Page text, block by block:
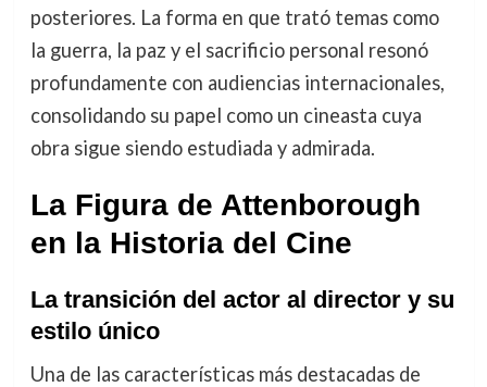
posteriores. La forma en que trató temas como
la guerra, la paz y el sacrificio personal resonó
profundamente con audiencias internacionales,
consolidando su papel como un cineasta cuya
obra sigue siendo estudiada y admirada.
La Figura de Attenborough
en la Historia del Cine
La transición del actor al director y su
estilo único
Una de las características más destacadas de